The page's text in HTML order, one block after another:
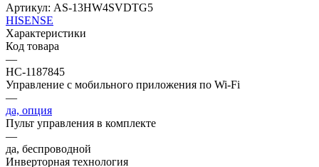
Артикул: AS-13HW4SVDTG5
HISENSE
Характеристики
Код товара
—
НС-1187845
Управление c мобильного приложения по Wi-Fi
—
да, опция
Пульт управления в комплекте
—
да, беспроводной
Инверторная технология